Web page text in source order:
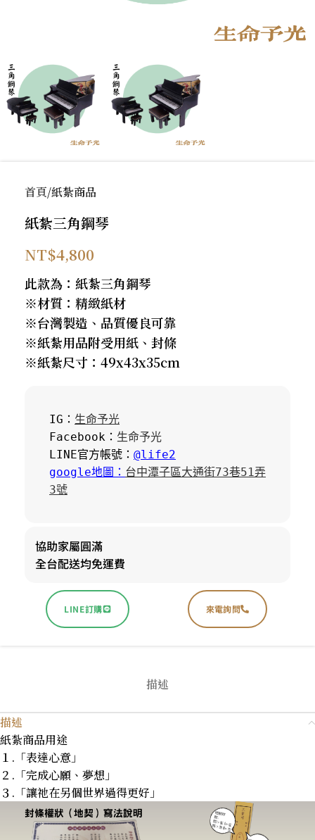
首頁 紙紮商品
紙紮三角鋼琴
NT$4,800
此款為：紙紮三角鋼琴
※材質：精緻紙材
※台灣製造、品質優良可靠
※紙紮用品附受用紙、封條
※紙紮尺寸：49x43x35cm
IG： 生命予光
Facebook： 生命予光
LINE官方帳號： @life2
google地圖： 台中潭子區大通街73巷51弄
3號
協助家屬圓滿
全台配送均免運費
LINE訂購 來電詢問
描述
描述
紙紮商品用途
１.「表達心意」
２.「完成心願、夢想」
３.「讓祂在另個世界過得更好」